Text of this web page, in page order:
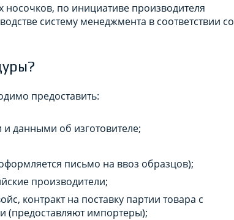
по инициативе производителя
систему менеджмента в соответствии со
предоставить:
данными об изготовителе;
письмо на ввоз образцов);
производители;
контракт на поставку партии товара с
(предоставляют импортеры);